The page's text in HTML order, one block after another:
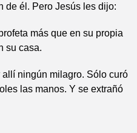
de él. Pero Jesús les dijo:
más que en su propia
su casa.
ningún milagro. Sólo curó
las manos. Y se extrañó